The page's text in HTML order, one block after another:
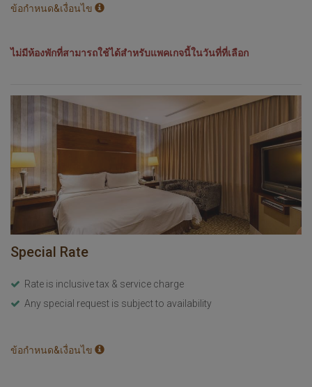
ข้อกำหนด&เงื่อนไข
ไม่มีห้องพักที่สามารถใช้ได้สำหรับแพคเกจนี้ในวันที่ที่เลือก
Special Rate
Rate is inclusive tax & service charge
Any special request is subject to availability
ข้อกำหนด&เงื่อนไข